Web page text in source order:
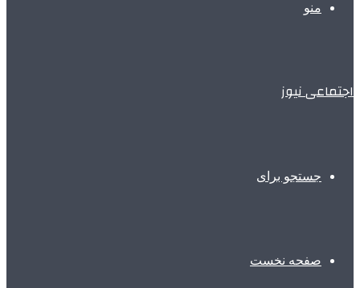
منو
اجتماعی نیوز
جستجو برای
صفحه نخست